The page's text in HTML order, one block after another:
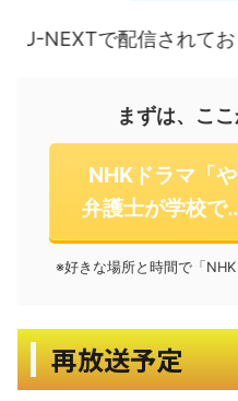
れており、「NHKま
まずは、こ
NHKドラマ「
弁護士が学校で
※好きな場所と時間で「
再放送予定